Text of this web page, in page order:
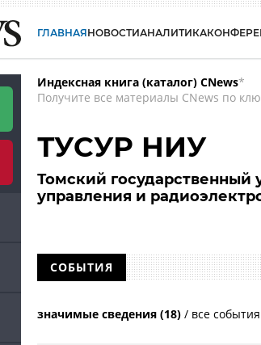
ГЛАВНАЯНОВОСТИАНАЛИТИКА
Индексная книга (каталог) CNews*
Получите все материалы CNews по
ТУСУР НИУ
Томский государственный
управления и
СОБЫТИЯ
значимые сведения (18) / все